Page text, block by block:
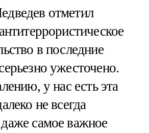
отметил
в последние
ужесточено.
у нас есть эта
не всегда
самое важное